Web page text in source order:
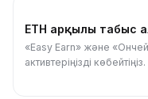
ETH арқылы табыс
«Easy Earn» және
активтеріңізді көбейтіңіз.